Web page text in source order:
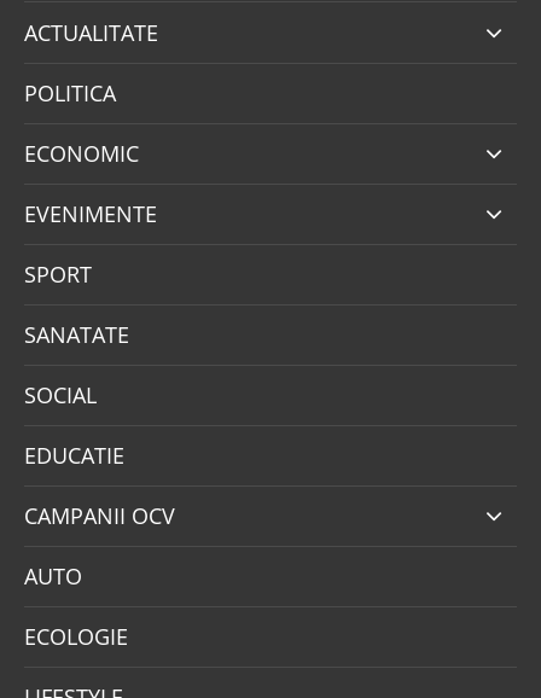
ACTUALITATE
POLITICA
ECONOMIC
EVENIMENTE
SPORT
SANATATE
SOCIAL
EDUCATIE
CAMPANII OCV
AUTO
ECOLOGIE